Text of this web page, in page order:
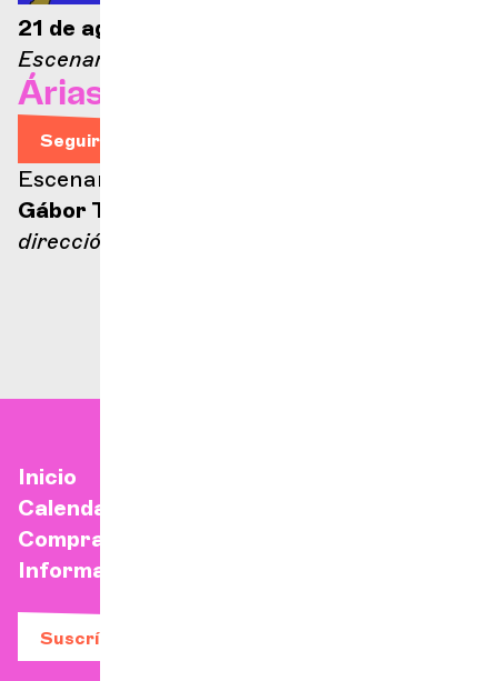
21 de agosto de 2026 — 21:00
Escenario Ella Fitzgerald
Árias de ópera
Seguir leyendo
Escenario Ella Fitzgerald
Gábor Takács-Nagy
dirección
Inicio
Calendario
Comprar una entrada
Información práctica
Suscríbase a nuestro boletín